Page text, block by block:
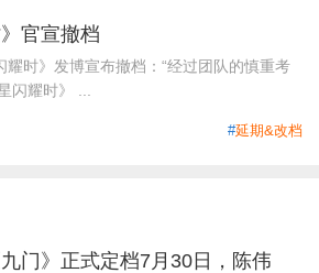
官宣撤档
时》发博宣布撤档：“经过团队的慎重考
闪耀时》 ...
#延期&改档
九门》正式定档7月30日，陈伟